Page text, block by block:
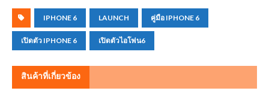
IPHONE 6 LAUNCH คู่มือ IPHONE 6
เปิดตัว IPHONE 6 เปิดตัวไอโฟน6
สินค้าที่เกี่ยวข้อง